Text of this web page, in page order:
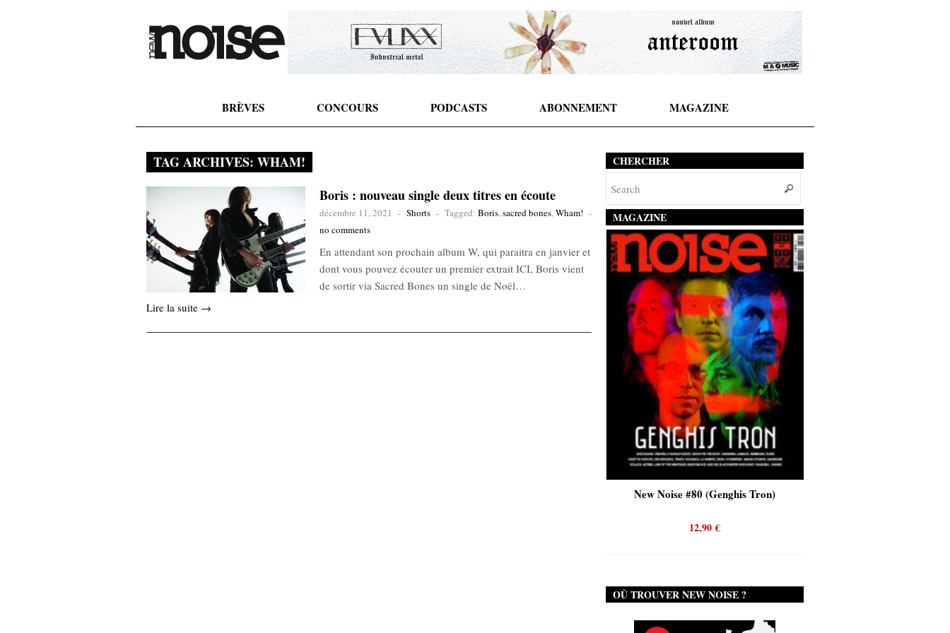
BRÈVES CONCOURS PODCASTS ABONNEMENT MAGAZINE
TAG ARCHIVES: WHAM!
Boris : nouveau single deux titres en écoute
décembre 11, 2021 - Shorts - Tagged: Boris,sacred bones,Wham! -
no comments
En attendant son prochain album W, qui paraitra en janvier et
dont vous pouvez écouter un premier extrait ICI, Boris vient
de sortir via Sacred Bones un single de Noël…
Lire la suite →
CHERCHER
MAGAZINE
New Noise #80 (Genghis Tron)
12,90€
OÙ TROUVER NEW NOISE ?